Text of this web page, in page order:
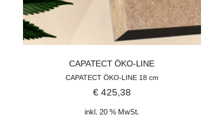
CAPATECT ÖKO-LINE
CAPATECT ÖKO-LINE 18 cm
€425,38
inkl. 20 % MwSt.